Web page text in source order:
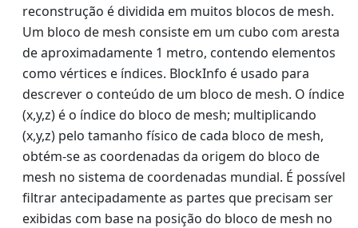
reconstrução é dividida em muitos blocos de mesh.
Um bloco de mesh consiste em um cubo com aresta
de aproximadamente 1 metro, contendo elementos
como vértices e índices. BlockInfo é usado para
descrever o conteúdo de um bloco de mesh. O índice
(x,y,z) é o índice do bloco de mesh; multiplicando
(x,y,z) pelo tamanho físico de cada bloco de mesh,
obtém-se as coordenadas da origem do bloco de
mesh no sistema de coordenadas mundial. É possível
filtrar antecipadamente as partes que precisam ser
exibidas com base na posição do bloco de mesh no